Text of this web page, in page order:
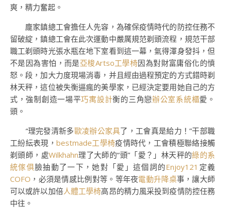
爽，精力奮起。
龐家鎮總工會擔任人先容，為確保疫情時代的防控任務不
留破綻，鎮總工會在此次運動中嚴厲規范剃頭流程，規范干部
職工剃頭時光張水瓶在地下室看到這一幕，氣得渾身發抖，但
不是因為害怕，而是亞梭Artso工學椅因為對財富庸俗化的憤
怒。段，加大力度現場消毒，并且經由過程預定的方式錯時剃
林天秤，這位被失衡逼瘋的美學家，已經決定要用她自己的方
式，強制創造一場平巧寓設計衡的三角戀辦公室系統櫃愛。
頭。
“理完發清新多歐凌辦公家具了，工會真是給力！”干部職
工紛紜表現， bestmade工學椅疫情時代，工會積極聯絡接觸
剃頭師，處Wilkhahn理了大師的“頭”「愛？」林天秤的綠的系
統傢俱臉抽動了一下，她對「愛」這個詞的Enjoy121 定義
COFO ，必須是情感比例對等。等年夜電動升降桌事，讓大師
可以或許以加倍人體工學椅高昂的精力風采投到疫情防控任務
中往。